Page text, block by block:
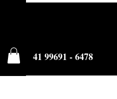
41 99691 - 6478